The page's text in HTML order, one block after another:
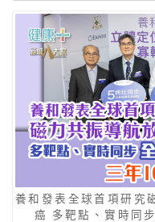
養和發表全球首項研究
癌 多靶點、實時同